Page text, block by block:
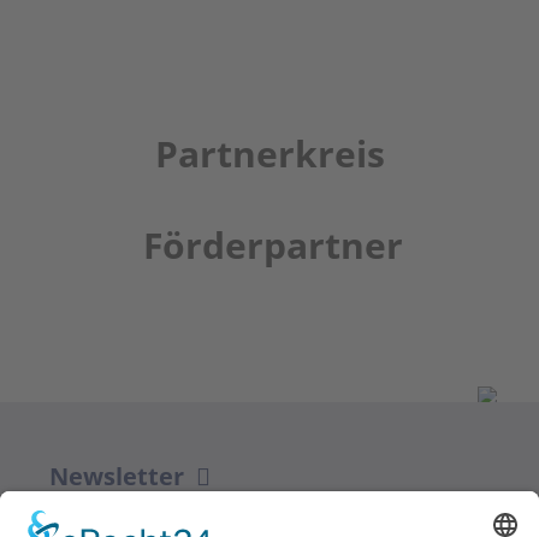
Partnerkreis
Förderpartner
Newsletter